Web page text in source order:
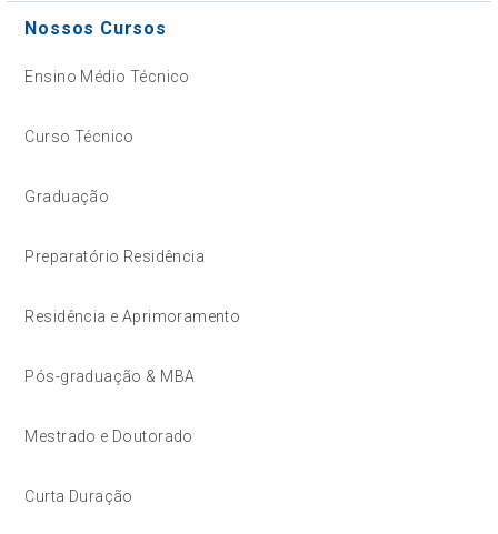
Nossos Cursos
Ensino Médio Técnico
Curso Técnico
Graduação
Preparatório Residência
Residência e Aprimoramento
Pós-graduação & MBA
Mestrado e Doutorado
Curta Duração